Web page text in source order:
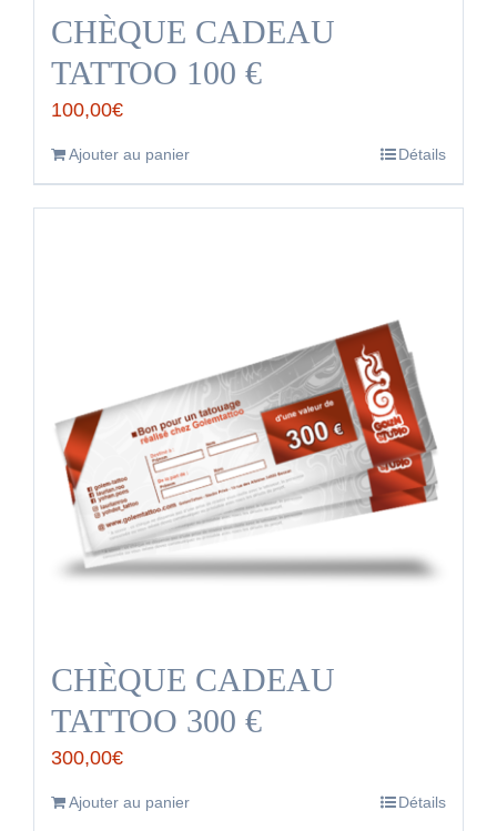
CHÈQUE CADEAU
TATTOO 100 €
100,00€
Ajouter au panier Détails
CHÈQUE CADEAU
TATTOO 300 €
300,00€
Ajouter au panier Détails